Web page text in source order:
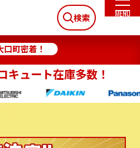
検索
口町密着！
キュート在庫多数！